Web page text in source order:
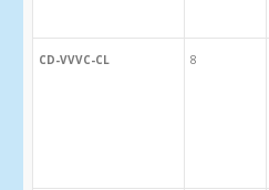
CD-VVVC-CL 8